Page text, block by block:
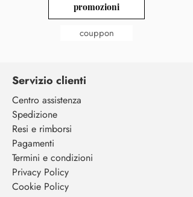
promozioni
couppon
Servizio clienti
Centro assistenza
Spedizione
Resi e rimborsi
Pagamenti
Termini e condizioni
Privacy Policy
Cookie Policy